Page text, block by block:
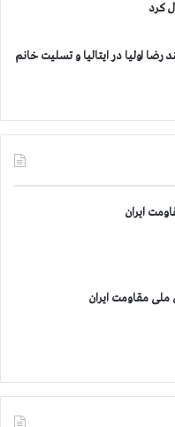
کرد
اولیا در ایتالیا و تسلیت خانم
ایران
مقاومت ایران